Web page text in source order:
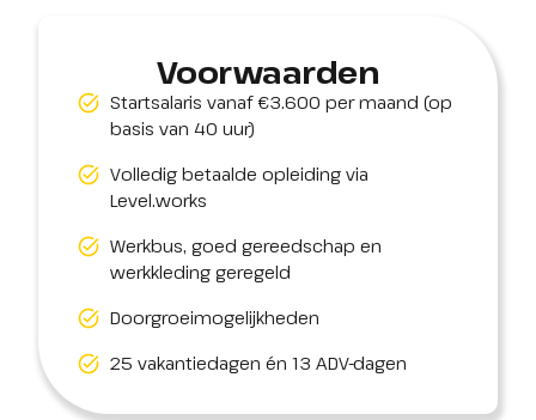
Voorwaarden
Startsalaris vanaf €3.600 per maand (op
basis van 40 uur)
Volledig betaalde opleiding via
Level.works
Werkbus, goed gereedschap en
werkkleding geregeld
Doorgroeimogelijkheden
25 vakantiedagen én 13 ADV-dagen